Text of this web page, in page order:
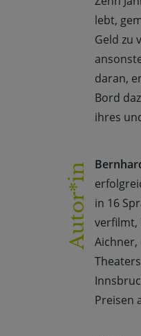
lebt,
Geld zu
daran,
Bord
ihres
Autor*in
in 16
verfilmt,
Preisen